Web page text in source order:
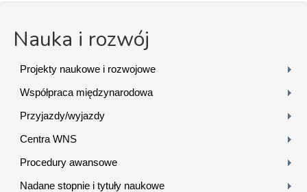
Nauka i rozwój
Projekty naukowe i rozwojowe
Współpraca międzynarodowa
Przyjazdy/wyjazdy
Centra WNS
Procedury awansowe
Nadane stopnie i tytuły naukowe